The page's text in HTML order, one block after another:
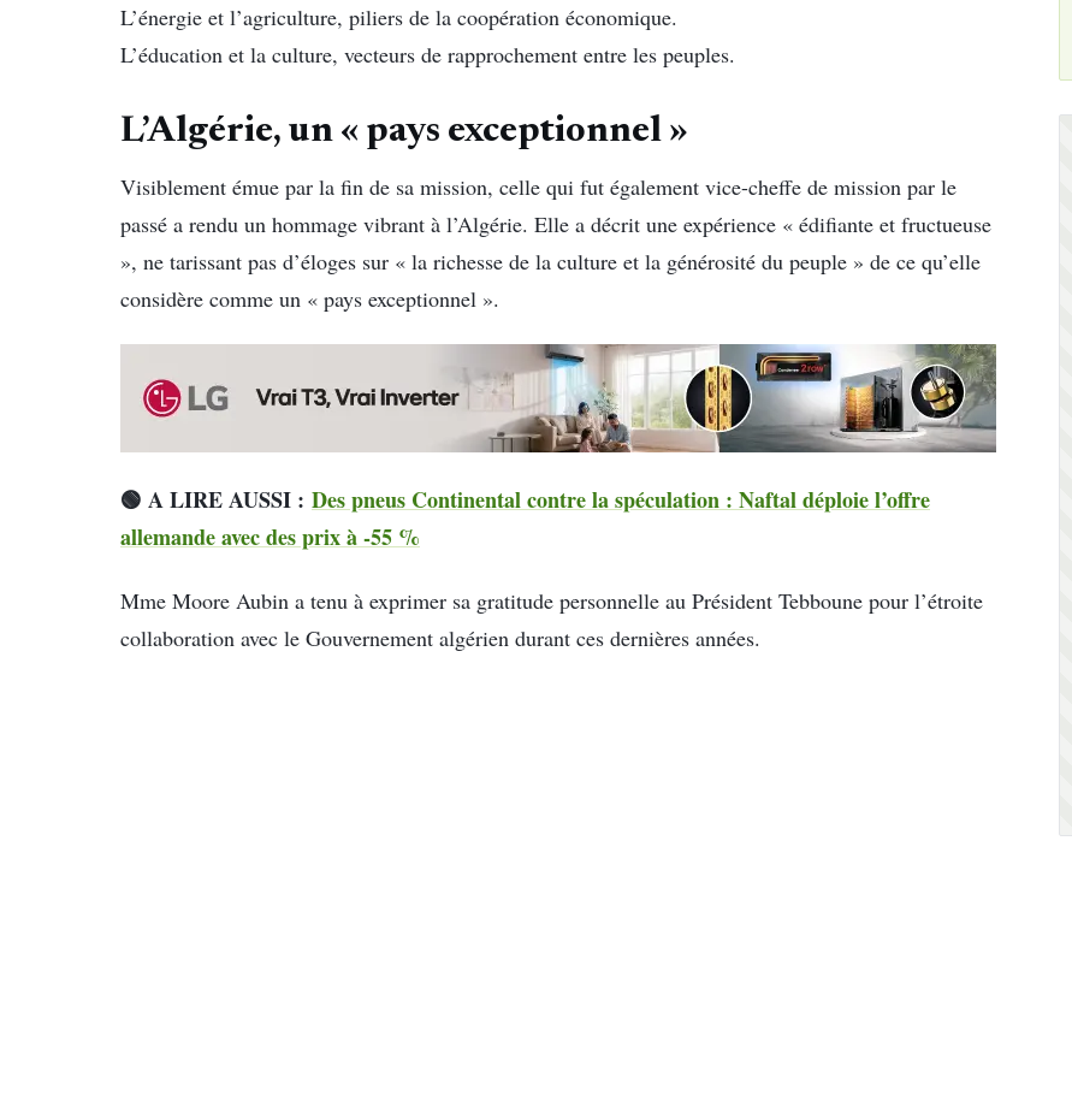
L’énergie et l’agriculture, piliers de la coopération économique.
L’éducation et la culture, vecteurs de rapprochement entre les peuples.
L’Algérie, un « pays exceptionnel »
Visiblement émue par la fin de sa mission, celle qui fut également vice-cheffe de mission par le
passé a rendu un hommage vibrant à l’Algérie. Elle a décrit une expérience « édifiante et fructueuse
», ne tarissant pas d’éloges sur « la richesse de la culture et la générosité du peuple » de ce qu’elle
considère comme un « pays exceptionnel ».
🟢 A LIRE AUSSI : Des pneus Continental contre la spéculation : Naftal déploie l’offre
allemande avec des prix à -55 %
Mme Moore Aubin a tenu à exprimer sa gratitude personnelle au Président Tebboune pour l’étroite
collaboration avec le Gouvernement algérien durant ces dernières années.